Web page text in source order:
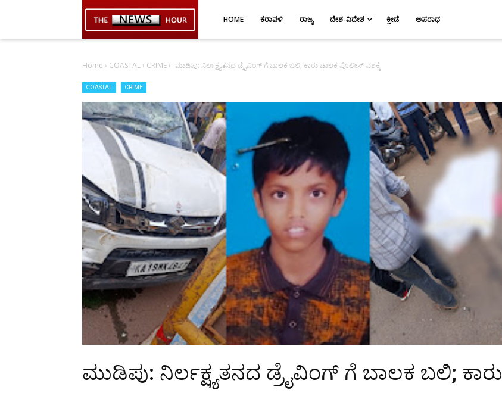
HOME ಕರಾವಳಿ ರಾಜ್ಯ ದೇಶ-ವಿದೇಶ ಕ್ರೀಡೆ ಅಪರಾಧ
Home › COASTAL› CRIME› ಮುಡಿಪು: ನಿರ್ಲಕ್ಷ್ಯತನದ ಡ್ರೈವಿಂಗ್ ಗೆ ಬಾಲಕ ಬಲಿ; ಕಾರು ಚಾಲಕ ಪೊಲೀಸ್ ವಶಕ್ಕೆ
COASTAL CRIME
ಮುಡಿಪು: ನಿರ್ಲಕ್ಷ್ಯತನದ ಡ್ರೈವಿಂಗ್ ಗೆ ಬಾಲಕ ಬಲಿ; ಕಾರು